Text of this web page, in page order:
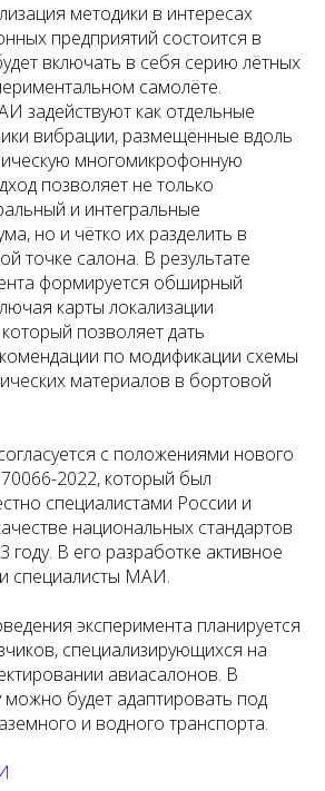
методики в интересах
предприятий состоится в
включать в себя серию лётных
самолёте.
задействуют как отдельные
вибрации, размещённые вдоль
многомикрофонную
позволяет не только
и интегральные
но и чётко их разделить в
точке салона. В результате
формируется обширный
карты локализации
позволяет дать
по модификации схемы
материалов в бортовой
с положениями нового
2022, который был
специалистами России и
национальных стандартов
году. В его разработке активное
специалисты МАИ.
эксперимента планируется
специализирующихся на
авиасалонов. В
будет адаптировать под
и водного транспорта.